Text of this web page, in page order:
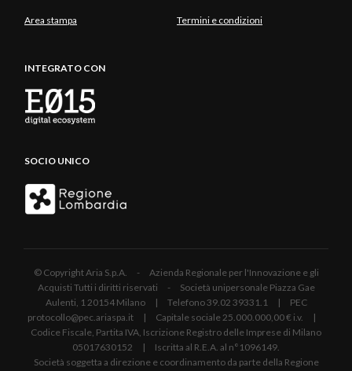
Area stampa Termini e condizioni
INTEGRATO CON
SOCIO UNICO
© Copyright Aria S.p.A. - Azienda Regionale per l'Innovazione e gli
Acquisti Tutti i diritti riservati - Società unipersonale Piazza Gae
Aulenti, 1 20154 Milano | Telefono 39.02 39331.1 | PEC
protocollo@pec.ariaspa.it | Capitale sociale 25.000.000,00 € i.v. |
Codice Fiscale, Partita IVA, Iscrizione Registro delle Imprese di Milano
05017630152 | Iscritta al R.E.A. al n°1096149.
Società soggetta a direzione e coordinamento da parte della Regione